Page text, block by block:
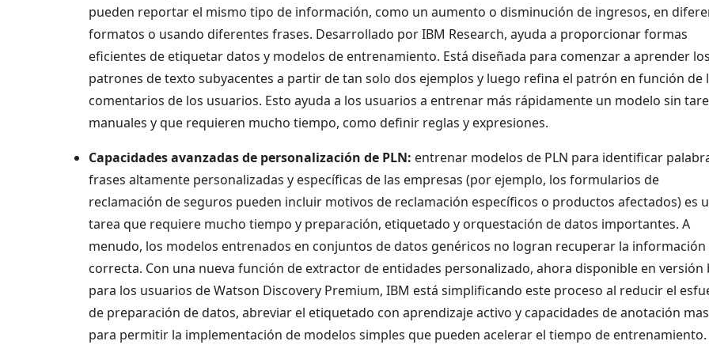
pueden reportar el mismo tipo de información, como un aumento o disminución de ingresos, en
formatos o usando diferentes frases. Desarrollado por IBM Research, ayuda a proporcionar formas
eficientes de etiquetar datos y modelos de entrenamiento. Está diseñada para comenzar a aprender
patrones de texto subyacentes a partir de tan solo dos ejemplos y luego refina el patrón en función de
comentarios de los usuarios. Esto ayuda a los usuarios a entrenar más rápidamente un modelo sin
manuales y que requieren mucho tiempo, como definir reglas y expresiones.
Capacidades avanzadas de personalización de PLN: entrenar modelos de PLN para identificar
frases altamente personalizadas y específicas de las empresas (por ejemplo, los formularios de
reclamación de seguros pueden incluir motivos de reclamación específicos o productos afectados) es
tarea que requiere mucho tiempo y preparación, etiquetado y orquestación de datos importantes. A
menudo, los modelos entrenados en conjuntos de datos genéricos no logran recuperar la información
correcta. Con una nueva función de extractor de entidades personalizado, ahora disponible en versión
para los usuarios de Watson Discovery Premium, IBM está simplificando este proceso al reducir el
de preparación de datos, abreviar el etiquetado con aprendizaje activo y capacidades de anotación
para permitir la implementación de modelos simples que pueden acelerar el tiempo de entrenamiento.